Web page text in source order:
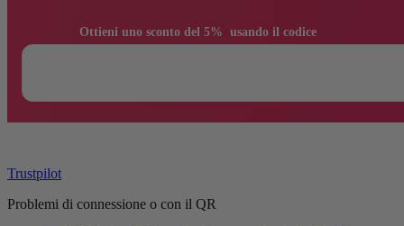
Trustpilot
Problemi di connessione o con il QR